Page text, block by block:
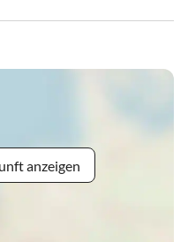
anzeigen